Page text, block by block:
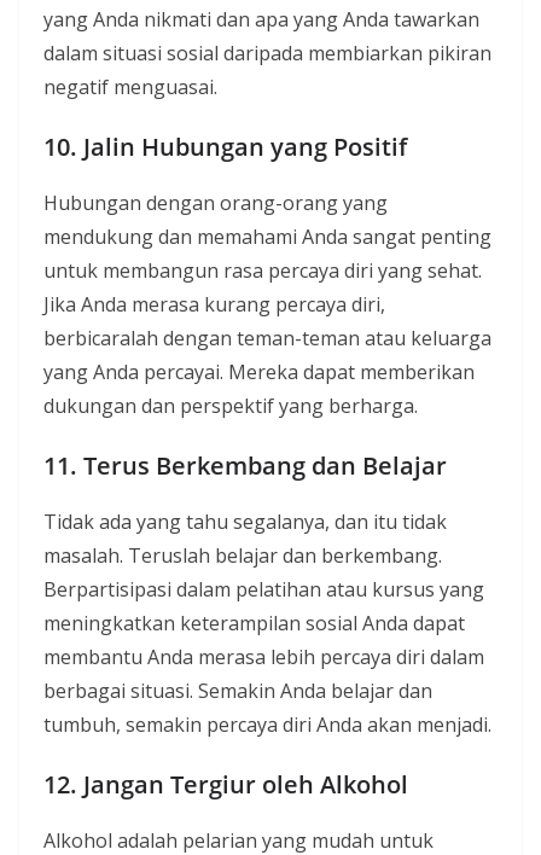
yang Anda nikmati dan apa yang Anda tawarkan
dalam situasi sosial daripada membiarkan pikiran
negatif menguasai.
10. Jalin Hubungan yang Positif
Hubungan dengan orang-orang yang
mendukung dan memahami Anda sangat penting
untuk membangun rasa percaya diri yang sehat.
Jika Anda merasa kurang percaya diri,
berbicaralah dengan teman-teman atau keluarga
yang Anda percayai. Mereka dapat memberikan
dukungan dan perspektif yang berharga.
11. Terus Berkembang dan Belajar
Tidak ada yang tahu segalanya, dan itu tidak
masalah. Teruslah belajar dan berkembang.
Berpartisipasi dalam pelatihan atau kursus yang
meningkatkan keterampilan sosial Anda dapat
membantu Anda merasa lebih percaya diri dalam
berbagai situasi. Semakin Anda belajar dan
tumbuh, semakin percaya diri Anda akan menjadi.
12. Jangan Tergiur oleh Alkohol
Alkohol adalah pelarian yang mudah untuk